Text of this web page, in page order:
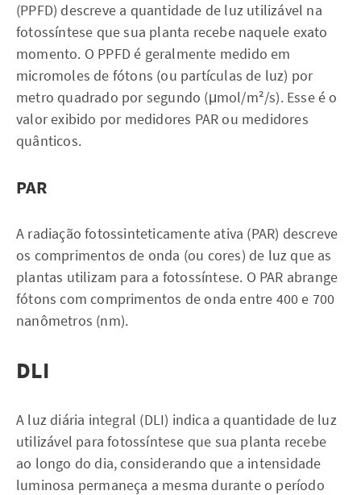
(PPFD) descreve a quantidade de luz utilizável na
fotossíntese que sua planta recebe naquele exato
momento. O PPFD é geralmente medido em
micromoles de fótons (ou partículas de luz) por
metro quadrado por segundo (μmol/m²/s). Esse é o
valor exibido por medidores PAR ou medidores
quânticos.
PAR
A radiação fotossinteticamente ativa (PAR) descreve
os comprimentos de onda (ou cores) de luz que as
plantas utilizam para a fotossíntese. O PAR abrange
fótons com comprimentos de onda entre 400 e 700
nanômetros (nm).
DLI
A luz diária integral (DLI) indica a quantidade de luz
utilizável para fotossíntese que sua planta recebe
ao longo do dia, considerando que a intensidade
luminosa permaneça a mesma durante o período